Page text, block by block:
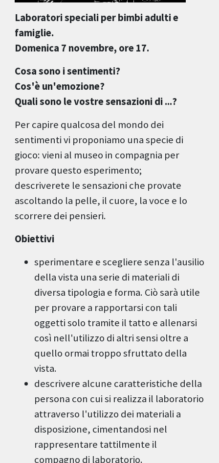
Laboratori speciali per bimbi adulti e
famiglie.
Domenica 7 novembre, ore 17.
Cosa sono i sentimenti?
Cos'è un'emozione?
Quali sono le vostre sensazioni di ...?
Per capire qualcosa del mondo dei
sentimenti vi proponiamo una specie di
gioco: vieni al museo in compagnia per
provare questo esperimento;
descriverete le sensazioni che provate
ascoltando la pelle, il cuore, la voce e lo
scorrere dei pensieri.
Obiettivi
sperimentare e scegliere senza l'ausilio
della vista una serie di materiali di
diversa tipologia e forma. Ciò sarà utile
per provare a rapportarsi con tali
oggetti solo tramite il tatto e allenarsi
così nell'utilizzo di altri sensi oltre a
quello ormai troppo sfruttato della
vista.
descrivere alcune caratteristiche della
persona con cui si realizza il laboratorio
attraverso l'utilizzo dei materiali a
disposizione, cimentandosi nel
rappresentare tattilmente il
compagno di laboratorio.